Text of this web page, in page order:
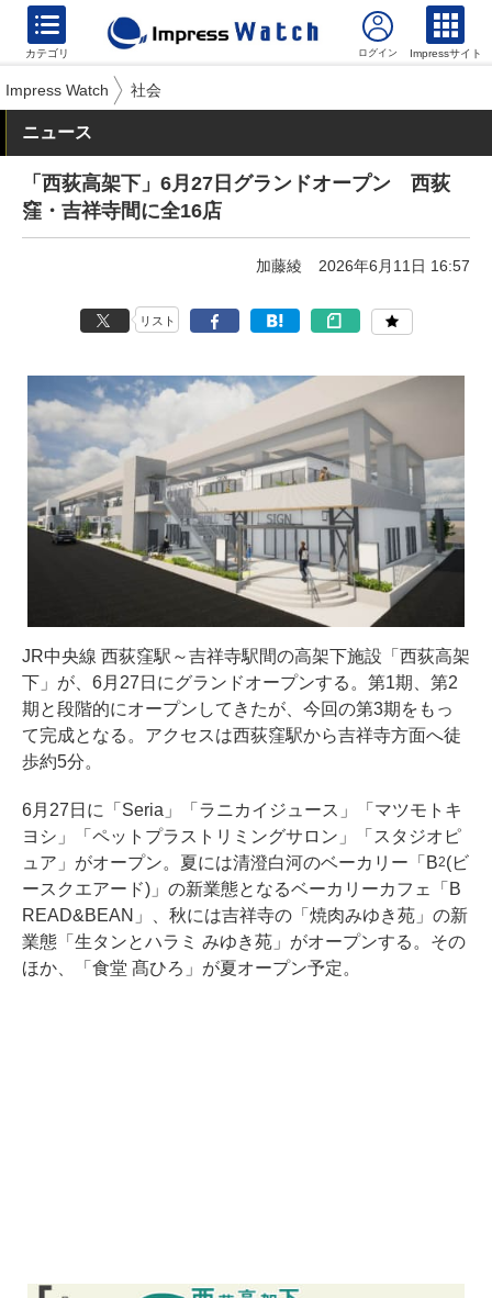
カテゴリ Impressサイト
Impress Watch 社会
ニュース
「西荻高架下」6月27日グランドオープン 西荻
窪・吉祥寺間に全16店
加藤綾 2026年6月11日 16:57
リスト
JR中央線 西荻窪駅～吉祥寺駅間の高架下施設「西荻高架
下」が、6月27日にグランドオープンする。第1期、第2
期と段階的にオープンしてきたが、今回の第3期をもっ
て完成となる。アクセスは西荻窪駅から吉祥寺方面へ徒
歩約5分。
6月27日に「Seria」「ラニカイジュース」「マツモトキ
ヨシ」「ペットプラストリミングサロン」「スタジオピ
ュア」がオープン。夏には清澄白河のベーカリー「B2(ビ
ースクエアード)」の新業態となるベーカリーカフェ「B
READ&BEAN」、秋には吉祥寺の「焼肉みゆき苑」の新
業態「生タンとハラミ みゆき苑」がオープンする。その
ほか、「食堂 髙ひろ」が夏オープン予定。